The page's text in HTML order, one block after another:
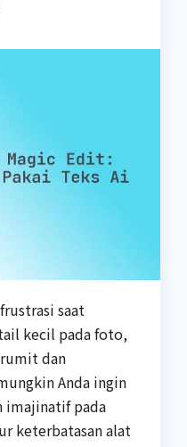
saat
kecil pada foto,
dan
Anda ingin
imajinatif pada
keterbatasan alat